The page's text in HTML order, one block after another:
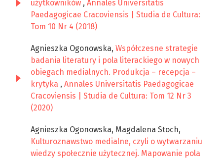
użytkowników , Annales Universitatis
Paedagogicae Cracoviensis | Studia de Cultura:
Tom 10 Nr 4 (2018)
Agnieszka Ogonowska, Współczesne strategie
badania literatury i pola literackiego w nowych
obiegach medialnych. Produkcja – recepcja –
krytyka , Annales Universitatis Paedagogicae
Cracoviensis | Studia de Cultura: Tom 12 Nr 3
(2020)
Agnieszka Ogonowska, Magdalena Stoch,
Kulturoznawstwo medialne, czyli o wytwarzaniu
wiedzy społecznie użytecznej. Mapowanie pola